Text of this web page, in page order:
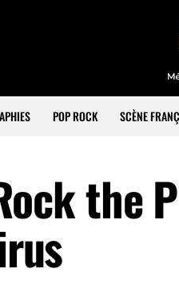
POP ROCK SCÈNE
the